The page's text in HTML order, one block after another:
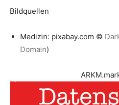
Bildquellen
Medizin: pixabay.com ©
Domain)